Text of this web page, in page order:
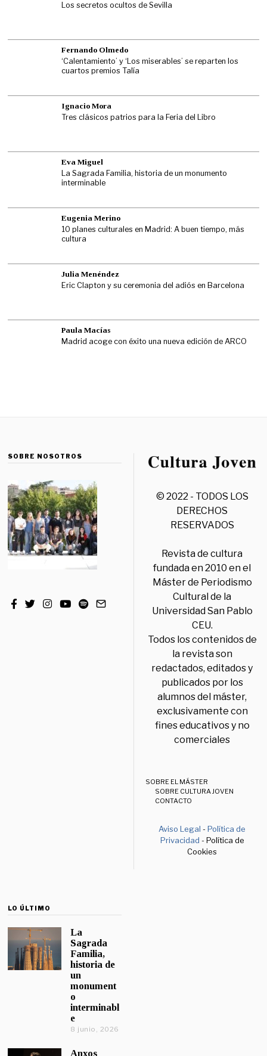
Los secretos ocultos de Sevilla
Fernando Olmedo
‘Calentamiento’ y ‘Los miserables’ se reparten los
cuartos premios Talía
Ignacio Mora
Tres clásicos patrios para la Feria del Libro
Eva Miguel
La Sagrada Familia, historia de un monumento
interminable
Eugenia Merino
10 planes culturales en Madrid: A buen tiempo, más
cultura
Julia Menéndez
Eric Clapton y su ceremonia del adiós en Barcelona
Paula Macías
Madrid acoge con éxito una nueva edición de ARCO
SOBRE NOSOTROS
© 2022 - TODOS LOS
DERECHOS
RESERVADOS
Revista de cultura
fundada en 2010 en el
Máster de Periodismo
Cultural de la
Universidad San Pablo
CEU.
Todos los contenidos de
la revista son
redactados, editados y
publicados por los
alumnos del máster,
exclusivamente con
fines educativos y no
comerciales
SOBRE EL MÁSTER
SOBRE CULTURA JOVEN
CONTACTO
Aviso Legal -Política de
Privacidad - Política de
Cookies
LO ÚLTIMO
La
Sagrada
Familia,
historia de
un
monument
o
interminabl
e
8 junio, 2026
Anxos